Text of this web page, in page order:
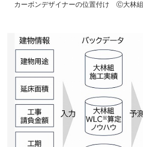
カーボンデザイナーの位置付け Ⓒ大林組